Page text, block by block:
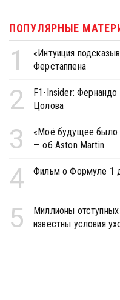
ПОПУЛЯРНЫЕ
1
«Интуиция
Ферстаппена
2
F1-Insider: Фернандо
Цолова
3
«Моё будущее было
— об Aston Martin
4 Фильм о Формуле 1
5
Миллионы отступных
известны условия